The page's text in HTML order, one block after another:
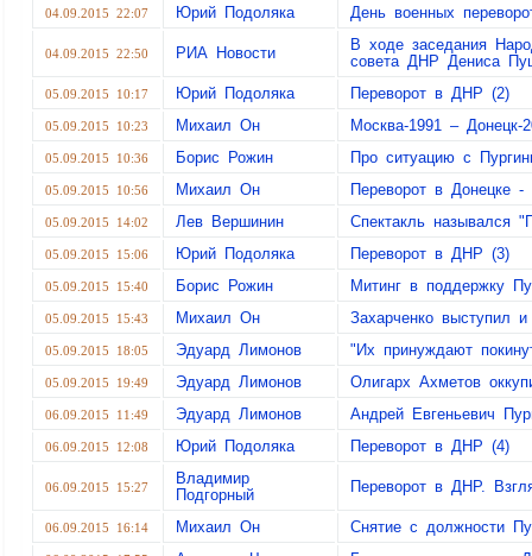
04.09.2015 22:07 Юрий Подоляка День военных
04.09.2015 22:50 РИА Новости
В ходе заседания
совета ДНР Дениса
05.09.2015 10:17 Юрий Подоляка Переворот в ДНР (2)
05.09.2015 10:23 Михаил Он Москва-1991 – Донецк-
05.09.2015 10:36 Борис Рожин Про ситуацию с
05.09.2015 10:56 Михаил Он Переворот в Донецке
05.09.2015 14:02 Лев Вершинин Спектакль назывался
05.09.2015 15:06 Юрий Подоляка Переворот в ДНР (3)
05.09.2015 15:40 Борис Рожин Митинг в поддержку
05.09.2015 15:43 Михаил Он Захарченко выступил
05.09.2015 18:05 Эдуард Лимонов "Их принуждают
05.09.2015 19:49 Эдуард Лимонов Олигарх Ахметов
06.09.2015 11:49 Эдуард Лимонов Андрей Евгеньевич
06.09.2015 12:08 Юрий Подоляка Переворот в ДНР (4)
06.09.2015 15:27
Владимир
Подгорный
Переворот в ДНР.
06.09.2015 16:14 Михаил Он Снятие с должности